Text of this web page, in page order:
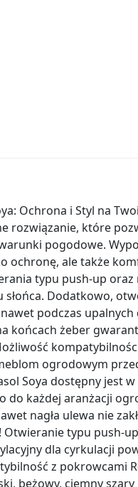
Ochrona i Styl na
rozwiązanie, które
warunki pogodowe.
ochronę, ale także
typu push-up
słońca. Dodatkowo,
podczas
końcach żeber
ogrodowym
Soya dostępny jest
do każdej aranżacji
nagła ulewa nie
typu push-
dla cyrkulacji
z pokrowcami
beżowy, ciemny szary